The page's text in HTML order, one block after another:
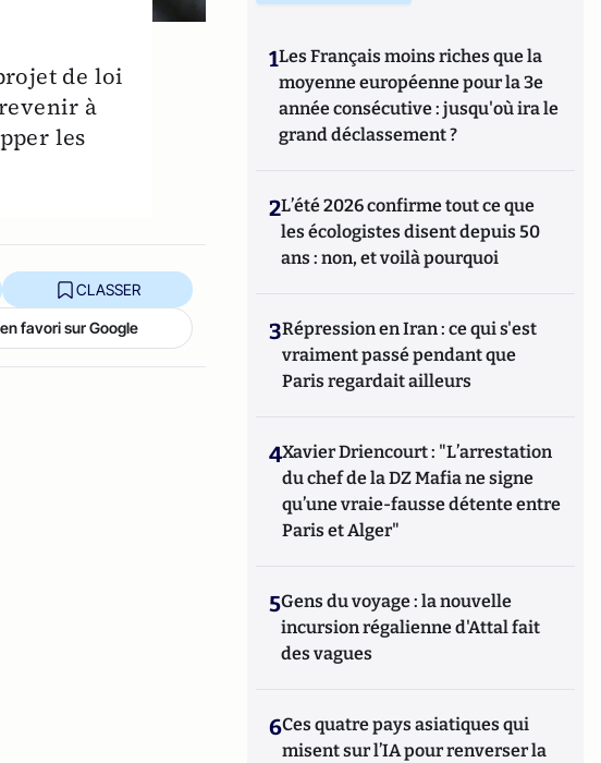
de loi
à
les
CLASSER
favori sur Google
1Les Français moins riches que la
moyenne européenne pour la 3e
année consécutive : jusqu'où ira le
grand déclassement ?
2L’été 2026 confirme tout ce que
les écologistes disent depuis 50
ans : non, et voilà pourquoi
3Répression en Iran : ce qui s'est
vraiment passé pendant que
Paris regardait ailleurs
4Xavier Driencourt : "L’arrestation
du chef de la DZ Mafia ne signe
qu’une vraie-fausse détente entre
Paris et Alger"
5Gens du voyage : la nouvelle
incursion régalienne d'Attal fait
des vagues
6Ces quatre pays asiatiques qui
misent sur l’IA pour renverser la